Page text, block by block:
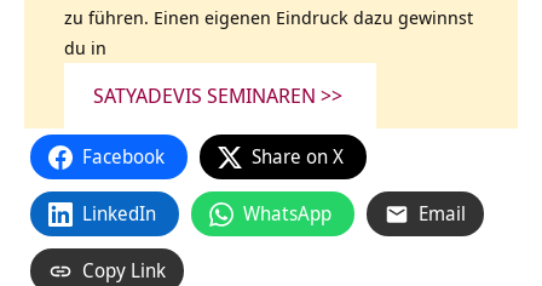
zu führen. Einen eigenen Eindruck dazu gewinnst
du in
SATYADEVIS SEMINAREN >>
Facebook Share on X
LinkedIn WhatsApp Email
Copy Link